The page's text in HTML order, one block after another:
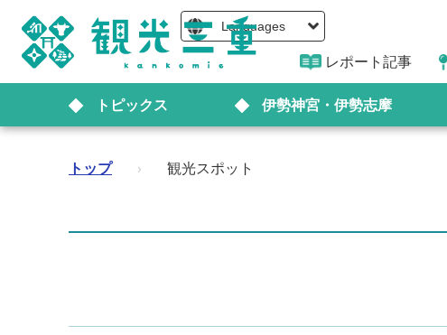
Languages
レポート記事
トピックス 伊勢神宮・伊勢志摩
トップ › 観光スポット